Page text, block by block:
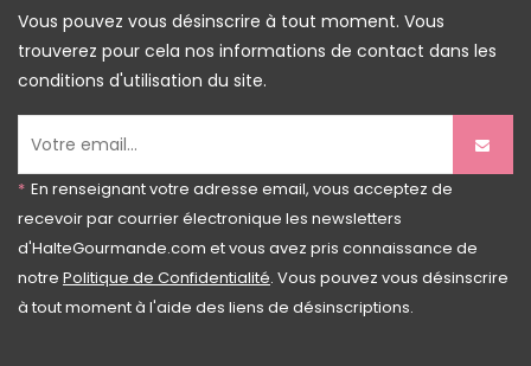
Vous pouvez vous désinscrire à tout moment. Vous
trouverez pour cela nos informations de contact dans les
conditions d'utilisation du site.
* En renseignant votre adresse email, vous acceptez de
recevoir par courrier électronique les newsletters
d'HalteGourmande.com et vous avez pris connaissance de
notre Politique de Confidentialité. Vous pouvez vous désinscrire
à tout moment à l'aide des liens de désinscriptions.